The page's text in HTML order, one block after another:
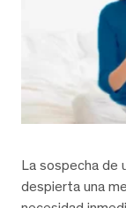
La sospecha de
despierta una